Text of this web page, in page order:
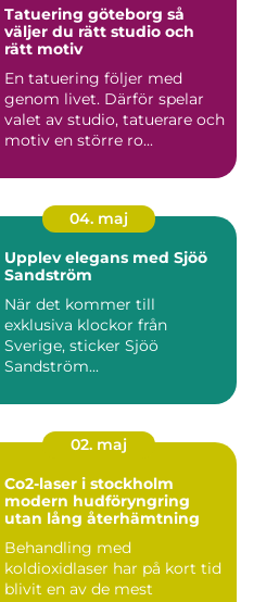
Tatuering göteborg så
väljer du rätt studio och
rätt motiv
En tatuering följer med
genom livet. Därför spelar
valet av studio, tatuerare och
motiv en större ro...
04. maj
Upplev elegans med Sjöö
Sandström
När det kommer till
exklusiva klockor från
Sverige, sticker Sjöö
Sandström...
02. maj
Co2-laser i stockholm
modern hudföryngring
utan lång återhämtning
Behandling med
koldioxidlaser har på kort tid
blivit en av de mest